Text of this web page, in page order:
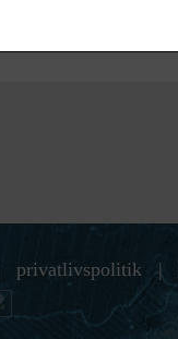
privatlivspolitik |